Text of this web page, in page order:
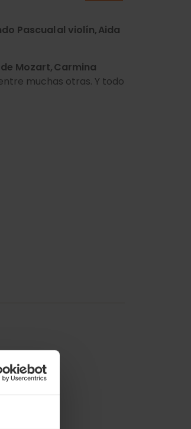
Pascual al violín, Aida
Mozart, Carmina
muchas otras. Y todo